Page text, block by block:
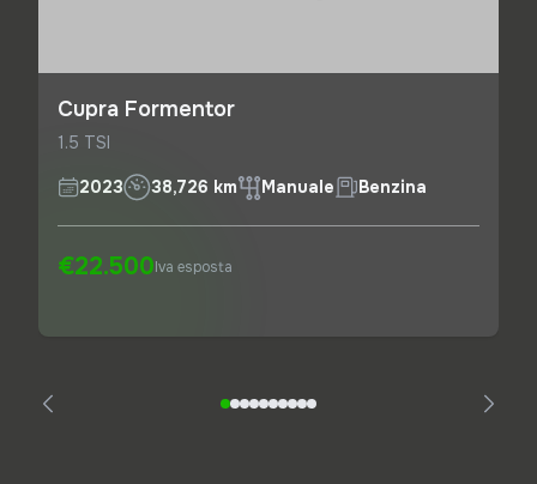
Cupra Formentor
1.5 TSI
2023 38,726 km Manuale Benzina
€22.500Iva esposta